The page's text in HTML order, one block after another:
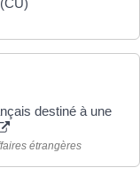
destiné à une
étrangères